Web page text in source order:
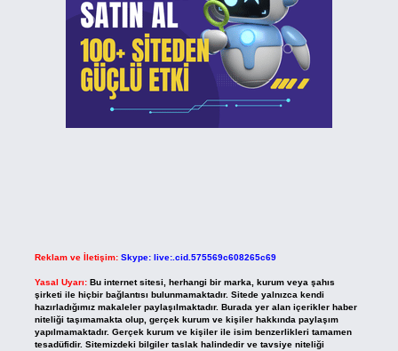
Reklam ve İletişim: Skype: live:.cid.575569c608265c69
Yasal Uyarı: Bu internet sitesi, herhangi bir marka, kurum veya şahıs
şirketi ile hiçbir bağlantısı bulunmamaktadır. Sitede yalnızca kendi
hazırladığımız makaleler paylaşılmaktadır. Burada yer alan içerikler haber
niteliği taşımamakta olup, gerçek kurum ve kişiler hakkında paylaşım
yapılmamaktadır. Gerçek kurum ve kişiler ile isim benzerlikleri tamamen
tesadüfidir. Sitemizdeki bilgiler taslak halindedir ve tavsiye niteliği